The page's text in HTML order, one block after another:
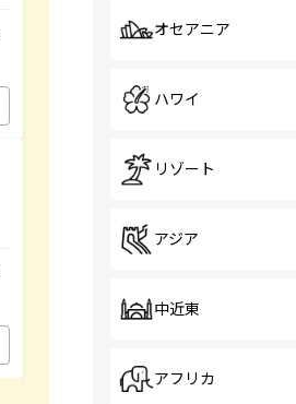
オセアニア
ハワイ
リゾート
アジア
中近東
アフリカ